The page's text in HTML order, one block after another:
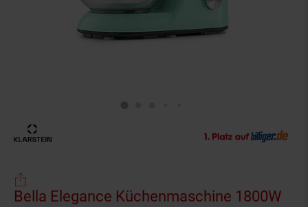
Bella Elegance Küchenmaschine 1800W